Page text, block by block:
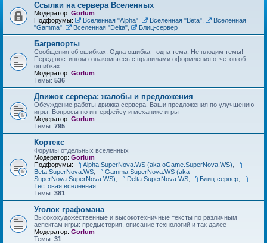
Ссылки на сервера Вселенных
Модератор: Gorlum
Подфорумы:
Вселенная "Alpha", Вселенная "Beta",
Вселенная
"Gamma"
Вселенная "Delta", Блиц-сервер
Багрепорты
Сообщения об ошибках. Одна ошибка - одна тема. Не плодим темы!
Перед постингом ознакомьтесь с правилами оформления отчетов об
ошибках.
Модератор: Gorlum
Темы: 536
Движок сервера: жалобы и предложения
Обсуждение работы движка сервера. Ваши предложения по улучшению
игры. Вопросы по интерфейсу и механике игры
Модератор: Gorlum
Темы: 795
Кортекс
Форумы отдельных вселенных
Модератор: Gorlum
Подфорумы:
Alpha.SuperNova.WS (aka oGame.SuperNova.WS)
Beta.SuperNova.WS
Gamma.SuperNova.WS (aka
SuperNova.SuperNova.WS)
Delta.SuperNova.WS, Блиц-сервер,
Тестовая вселенная
Темы: 381
Уголок графомана
Высокохудожественные и высокотехничные тексты по различным
аспектам игры: предыстория, описание технологий и так далее
Модератор: Gorlum
Темы: 31